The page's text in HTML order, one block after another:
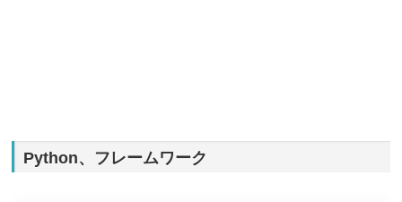
Python、フレームワーク